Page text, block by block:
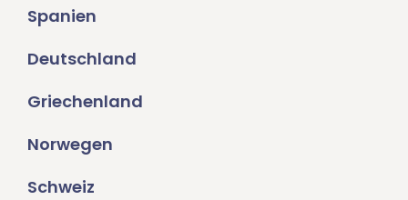
Spanien
Deutschland
Griechenland
Norwegen
Schweiz